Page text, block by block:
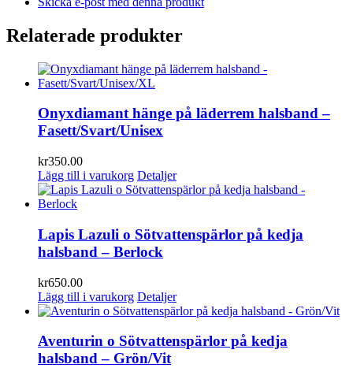
Relaterade produkter
Onyxdiamant hänge på läderrem halsband –
Fasett/Svart/Unisex
kr350.00
Lägg till i varukorg Detaljer
Lapis Lazuli o Sötvattenspärlor på kedja
halsband – Berlock
kr650.00
Lägg till i varukorg Detaljer
Aventurin o Sötvattenspärlor på kedja
halsband – Grön/Vit